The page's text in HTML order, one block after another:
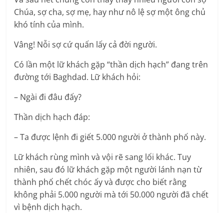
Chúa, sợ cha, sợ mẹ, hay như nô lệ sợ một ông chủ
khó tính của mình.
Vâng! Nỗi sợ cứ quấn lấy cả đời người.
Có lần một lữ khách gặp “thần dịch hạch” đang trên
đường tới Baghdad. Lữ khách hỏi:
– Ngài đi đâu đấy?
Thần dịch hạch đáp:
– Ta được lệnh đi giết 5.000 người ở thành phố này.
Lữ khách rùng mình và vội rẽ sang lối khác. Tuy
nhiên, sau đó lữ khách gặp một người lánh nạn từ
thành phố chết chóc ấy và được cho biết rằng
không phải 5.000 người mà tới 50.000 người đã chết
vì bệnh dịch hạch.